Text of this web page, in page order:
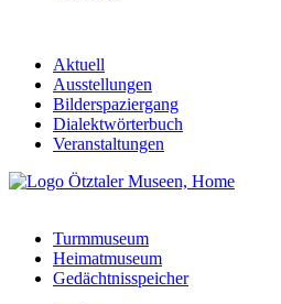
Aktuell
Ausstellungen
Bilderspaziergang
Dialektwörterbuch
Veranstaltungen
Turmmuseum
Heimatmuseum
Gedächtnisspeicher